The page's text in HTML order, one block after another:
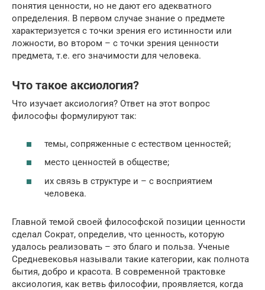
понятия ценности, но не дают его адекватного
определения. В первом случае знание о предмете
характеризуется с точки зрения его истинности или
ложности, во втором – с точки зрения ценности
предмета, т.е. его значимости для человека.
Что такое аксиология?
Что изучает аксиология? Ответ на этот вопрос
философы формулируют так:
темы, сопряженные с естеством ценностей;
место ценностей в обществе;
их связь в структуре и – с восприятием
человека.
Главной темой своей философской позиции ценности
сделал Сократ, определив, что ценность, которую
удалось реализовать – это благо и польза. Ученые
Средневековья называли такие категории, как полнота
бытия, добро и красота. В современной трактовке
аксиология, как ветвь философии, проявляется, когда